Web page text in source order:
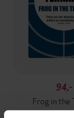
94,-
Frog in the
Elizabeth